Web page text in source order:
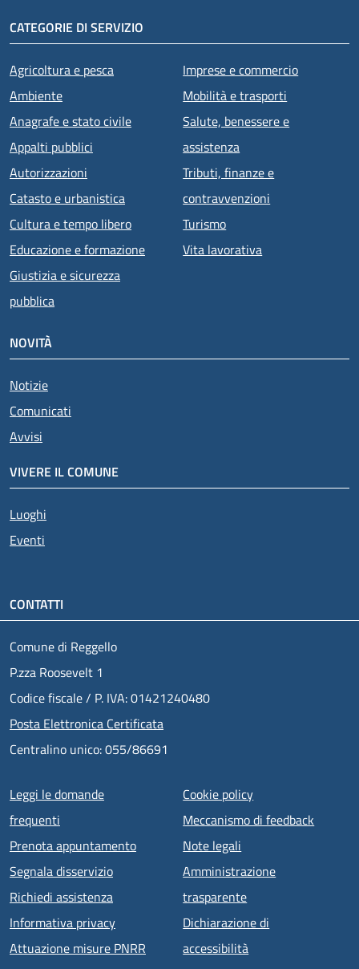
CATEGORIE DI SERVIZIO
Agricoltura e pesca
Ambiente
Anagrafe e stato civile
Appalti pubblici
Autorizzazioni
Catasto e urbanistica
Cultura e tempo libero
Educazione e formazione
Giustizia e sicurezza
pubblica
Imprese e commercio
Mobilità e trasporti
Salute, benessere e
assistenza
Tributi, finanze e
contravvenzioni
Turismo
Vita lavorativa
NOVITÀ
Notizie
Comunicati
Avvisi
VIVERE IL COMUNE
Luoghi
Eventi
CONTATTI
Comune di Reggello
P.zza Roosevelt 1
Codice fiscale / P. IVA: 01421240480
Posta Elettronica Certificata
Centralino unico: 055/86691
Menu piè di pagina
Leggi le domande
frequenti
Prenota appuntamento
Segnala disservizio
Richiedi assistenza
Informativa privacy
Attuazione misure PNRR
Cookie policy
Meccanismo di feedback
Note legali
Amministrazione
trasparente
Dichiarazione di
accessibilità